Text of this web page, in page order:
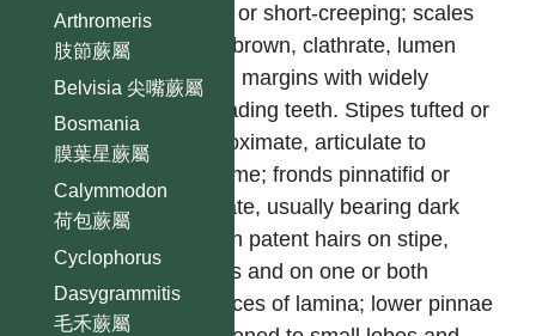
Arthromeris
肢節蕨屬
Belvisia 尖嘴蕨屬
Bosmania
膜葉星蕨屬
Calymmodon
荷包蕨屬
Cyclophorus
Dasygrammitis
毛禾蕨屬
erect or short-creeping; scales
dark brown, clathrate, lumen
clear, margins with widely
spreading teeth. Stipes tufted or
approximate, articulate to
rhizome; fronds pinnatifid or
pinnate, usually bearing dark
brown patent hairs on stipe,
rachis and on one or both
surfaces of lamina; lower pinnae